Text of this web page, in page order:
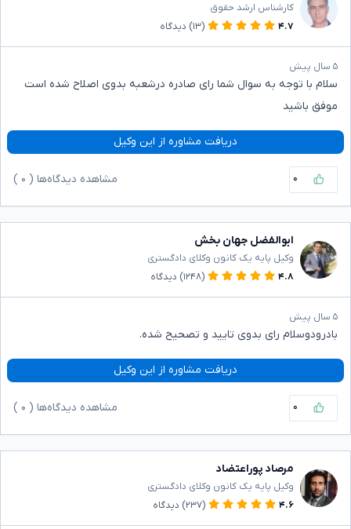
کارشناس ارشد حقوق
۴.۷
(۱۳) دیدگاه
۵ سال پیش
سلام با توجه به سوال شما رای صادره درشعبه بدوی اصلاح شده است
موفق باشید
دریافت مشاوره از این وکیل
۰ مشاهده دیدگاه‌ها ( ۰
ابوالفضل جهان بخش
وکیل پایه یک کانون وکلای دادگستری
۴.۸
(۱۲۴۸) دیدگاه
۵ سال پیش
بادرودوسلام رای بدوی تایید و تصحیح شده.
دریافت مشاوره از این وکیل
۰ مشاهده دیدگاه‌ها ( ۰
مرصاد پوراعتضاد
وکیل پایه یک کانون وکلای دادگستری
۴.۶
(۲۳۷) دیدگاه